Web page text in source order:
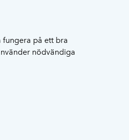
fungera på ett bra
nödvändiga